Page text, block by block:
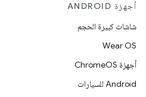
أجهزة ANDROID
شاشات كبيرة الحجم
Wear OS
أجهزة ChromeOS
Android للسيارات